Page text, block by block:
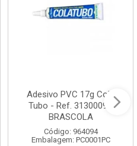
Adesivo PVC 17g Cola
Tubo - Ref. 3130009 -
BRASCOLA
Código: 964094
Embalagem: PC0001PC